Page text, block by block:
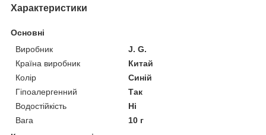
Характеристики
Основні
Виробник
J. G.
Країна виробник
Китай
Колір
Синій
Гіпоалергенний
Так
Водостійкість
Ні
Вага
10 г